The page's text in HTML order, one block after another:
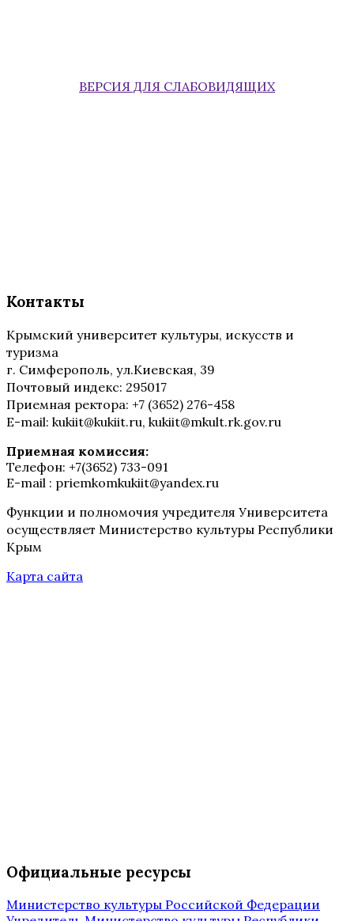
ВЕРСИЯ ДЛЯ СЛАБОВИДЯЩИХ
Контакты
Крымский университет культуры, искусств и
туризма
г. Симферополь, ул.Киевская, 39
Почтовый индекс: 295017
Приемная ректора: +7 (3652) 276-458
E-mail: kukiit@kukiit.ru, kukiit@mkult.rk.gov.ru
Приемная комиссия:
Телефон: +7(3652) 733-091
E-mail : priemkomkukiit@yandex.ru
Функции и полномочия учредителя Университета
осуществляет Министерство культуры Республики
Крым
Карта сайта
Официальные ресурсы
Министерство культуры Российской Федерации